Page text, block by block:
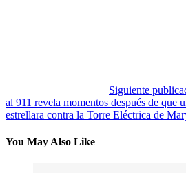
Siguiente
al 911 revela momentos después de que
estrellara contra la Torre Eléctrica de
You May Also Like